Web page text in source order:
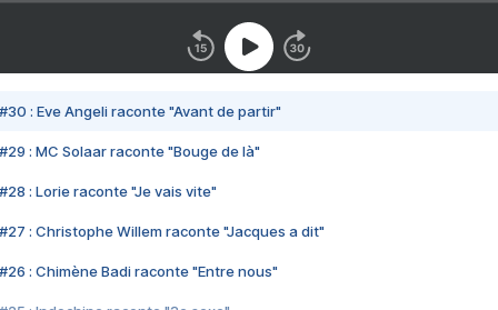
#30 : Eve Angeli raconte "Avant de partir"
#29 : MC Solaar raconte "Bouge de là"
#28 : Lorie raconte "Je vais vite"
#27 : Christophe Willem raconte "Jacques a dit"
#26 : Chimène Badi raconte "Entre nous"